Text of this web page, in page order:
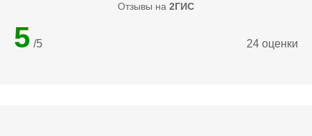
Отзывы на 2ГИС
5 /5 24 оценки